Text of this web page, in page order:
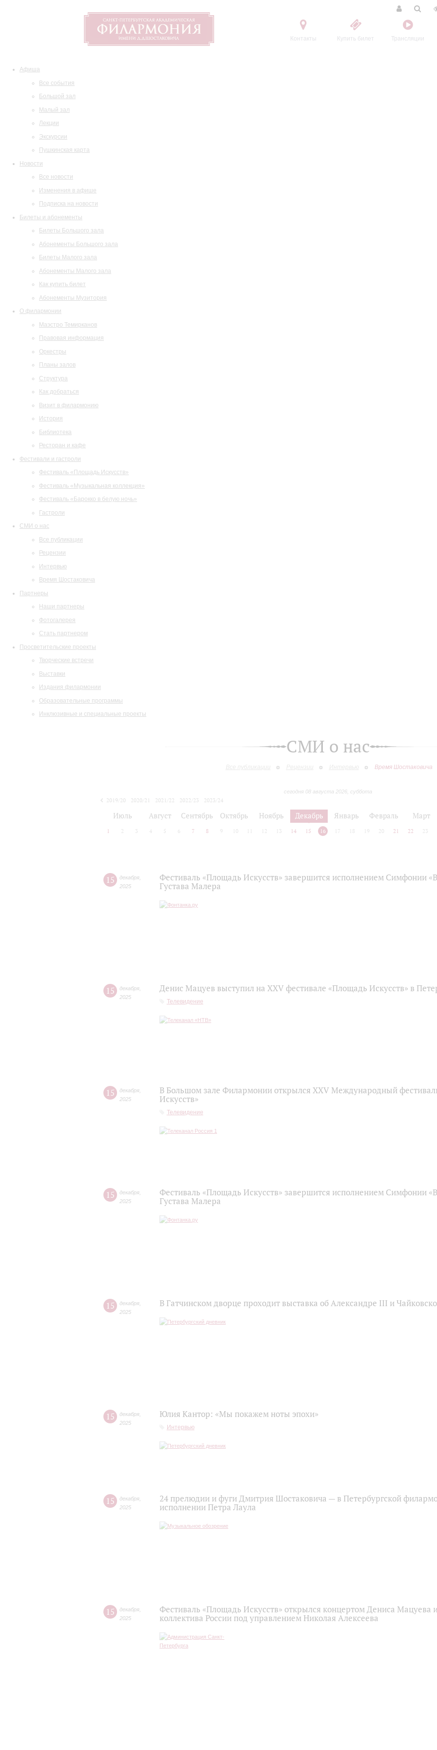
Контакты Купить билет Трансляции
Афиша
Все события
Большой зал
Малый зал
Лекции
Экскурсии
Пушкинская карта
Новости
Все новости
Изменения в афише
Подписка на новости
Билеты и абонементы
Билеты Большого зала
Абонементы Большого зала
Билеты Малого зала
Абонементы Малого зала
Как купить билет
Абонементы Музитория
О филармонии
Маэстро Темирканов
Правовая информация
Оркестры
Планы залов
Структура
Как добраться
Визит в филармонию
История
Библиотека
Ресторан и кафе
Фестивали и гастроли
Фестиваль «Площадь Искусств»
Фестиваль «Музыкальная коллекция»
Фестиваль «Барокко в белую ночь»
Гастроли
СМИ о нас
Все публикации
Рецензии
Интервью
Время Шостаковича
Партнеры
Наши партнеры
Фотогалерея
Стать партнером
Просветительские проекты
Творческие встречи
Выставки
Издания филармонии
Образовательные программы
Инклюзивные и специальные проекты
СМИ о нас
Все публикации Рецензии Интервью Время Шостаковича
сегодня 08 августа 2026, суббота
2019/20 2020/21 2021/22 2022/23
2023/24
Июль Август Сентябрь Октябрь Ноябрь Декабрь Январь Февраль Март
1 2 3 4 5 6 7 8 9 10 12 13 14 15 16 17 18 19 20 21 22 23
15 декабря
2025
Фестиваль «Площадь Искусств» завершится исполнением Симфонии
Густава Малера
15 декабря
2025
Денис Мацуев выступил на XXV фестивале «Площадь Искусств» в
Телевидение
15 декабря
2025
В Большом зале Филармонии открылся XXV Международный
Искусств»
Телевидение
15 декабря
2025
Фестиваль «Площадь Искусств» завершится исполнением Симфонии
Густава Малера
15 декабря
2025
В Гатчинском дворце проходит выставка об Александре III и
15 декабря
2025
Юлия Кантор: «Мы покажем ноты эпохи»
Интервью
15 декабря
2025
24 прелюдии и фуги Дмитрия Шостаковича — в Петербургской
исполнении Петра Лаула
15 декабря
2025
Фестиваль «Площадь Искусств» открылся концертом Дениса Мацуева
коллектива России под управлением Николая Алексеева